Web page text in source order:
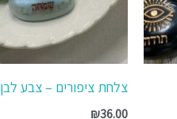
צלחת ציפורים – צבע לבן
₪36.00